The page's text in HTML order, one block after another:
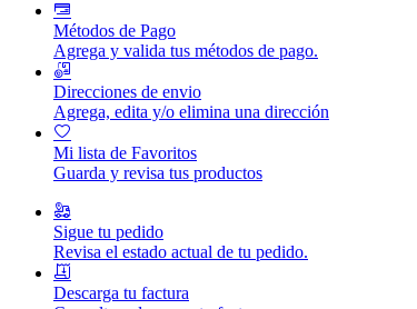
Métodos de Pago
Agrega y valida tus métodos de pago.
Direcciones de envio
Agrega, edita y/o elimina una dirección
Mi lista de Favoritos
Guarda y revisa tus productos
Sigue tu pedido
Revisa el estado actual de tu pedido.
Descarga tu factura